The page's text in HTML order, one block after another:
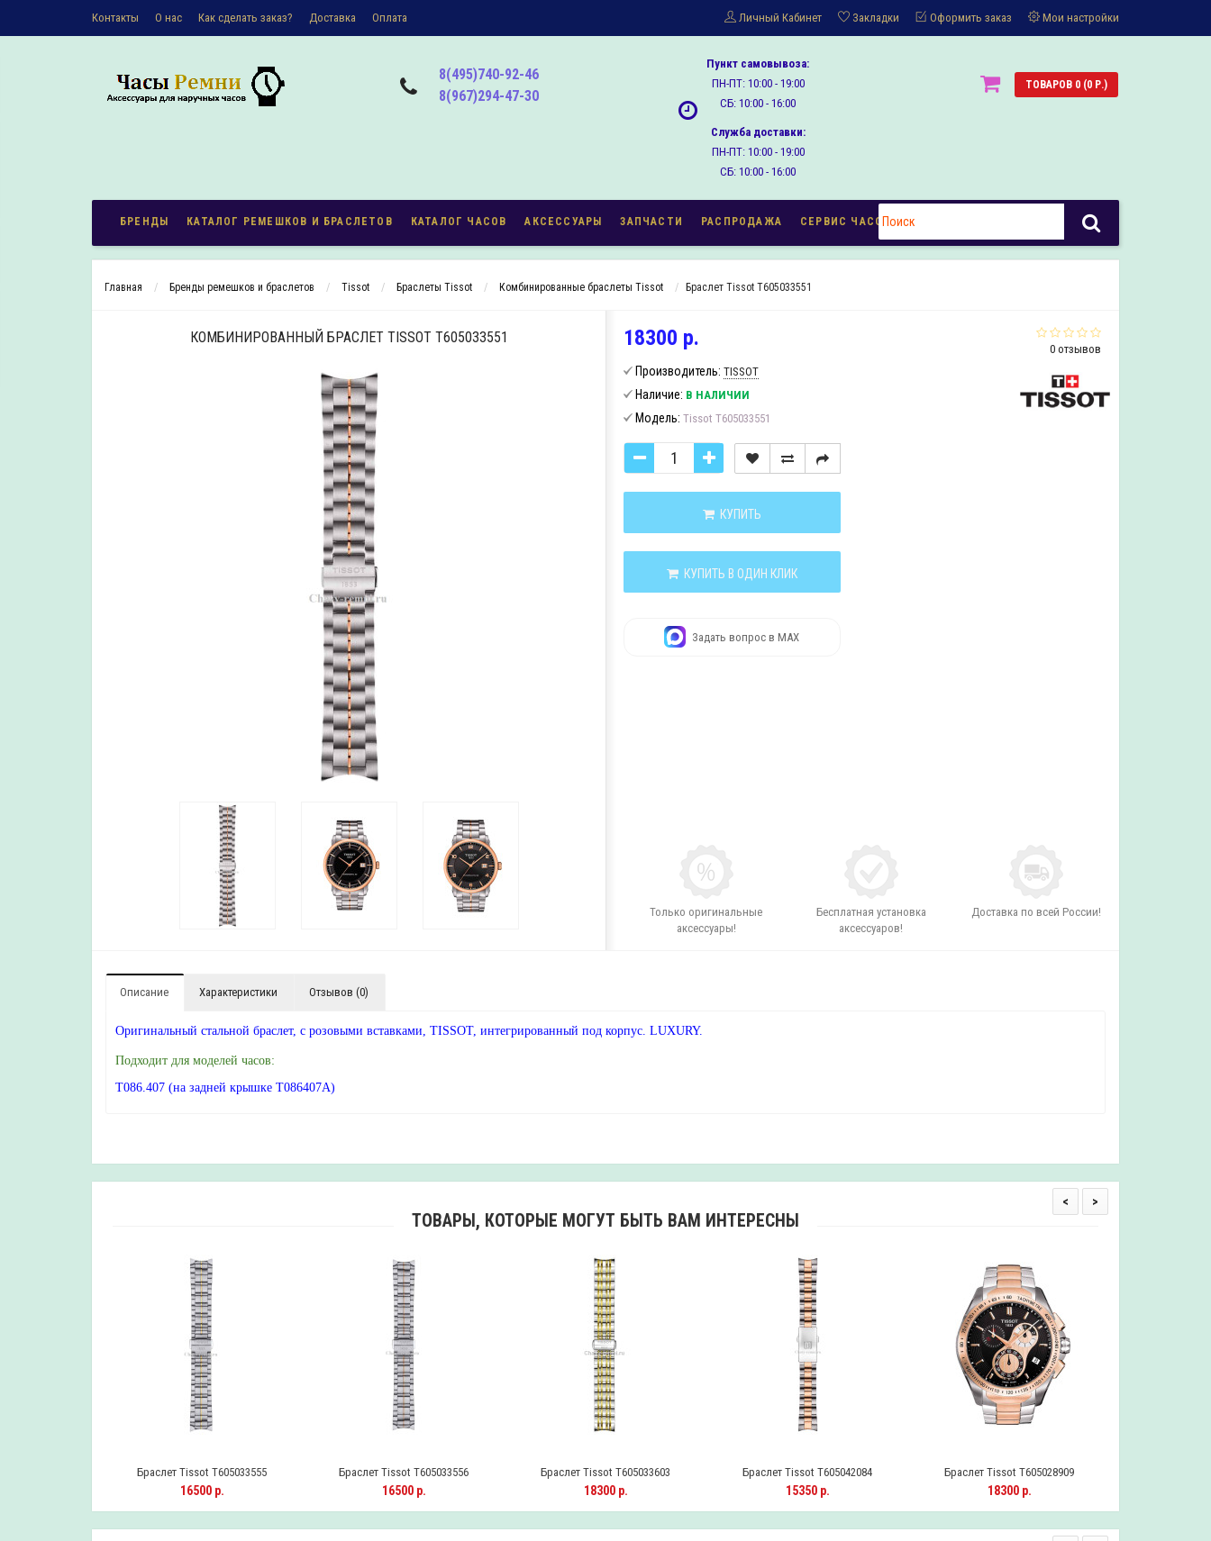
Контакты О наc Как сделать заказ? Доставка Оплата Личный Кабинет Закладки Оформить заказ Мои настройки
8(495)740-92-46
8(967)294-47-30
Пункт самовывоза:
ПН-ПТ: 10:00 - 19:00
СБ: 10:00 - 16:00
Служба доставки:
ПН-ПТ: 10:00 - 19:00
СБ: 10:00 - 16:00
ТОВАРОВ 0 (0 Р.)
БРЕНДЫ КАТАЛОГ РЕМЕШКОВ И БРАСЛЕТОВ КАТАЛОГ ЧАСОВ АКСЕССУАРЫ ЗАПЧАСТИ РАСПРОДАЖА СЕРВИС ЧАСОВ
Главная Бренды ремешков и браслетов Tissot Браслеты Tissot Комбинированные браслеты Tissot Браслет Tissot T605033551
КОМБИНИРОВАННЫЙ БРАСЛЕТ TISSOT T605033551
0 отзывов
18300 р.
Производитель: TISSOT
Наличие: В НАЛИЧИИ
Модель: Tissot T605033551
КУПИТЬ
КУПИТЬ В ОДИН КЛИК
Задать вопрос в MAX
Только оригинальные
аксессуары!
Бесплатная установка
аксессуаров!
Доставка по всей России!
Описание Характеристики Отзывов (0)
Оригинальный стальной браслет, с розовыми вставками, TISSOT, интегрированный под корпус. LUXURY.
Подходит для моделей часов:
T086.407 (на задней крышке T086407A)
ТОВАРЫ, КОТОРЫЕ МОГУТ БЫТЬ ВАМ ИНТЕРЕСНЫ
Браслет Tissot T605033555
16500 р.
Браслет Tissot T605033556
16500 р.
Браслет Tissot T605033603
18300 р.
Браслет Tissot T605042084
15350 р.
Браслет Tissot T605028909
18300 р.
< >